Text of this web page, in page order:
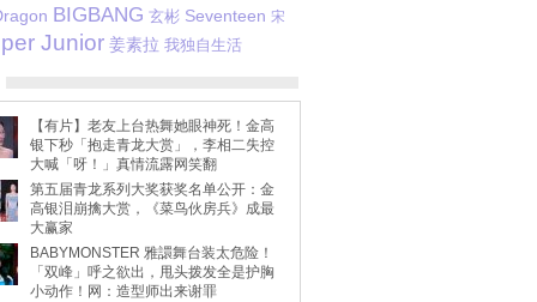
BIGBANG 玄彬 Seventeen 宋
Junior 姜素拉 我独自生活
【有片】老友上台热舞她眼神死！金高
银下秒「抱走青龙大赏」，李相二失控
大喊「呀！」真情流露网笑翻
第五届青龙系列大奖获奖名单公开：金
高银泪崩擒大赏，《菜鸟伙房兵》成最
大赢家
BABYMONSTER 雅譞舞台装太危险！
「双峰」呼之欲出，甩头拨发全是护胸
小动作！网：造型师出来谢罪